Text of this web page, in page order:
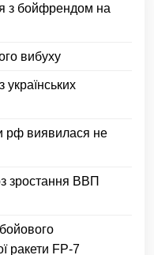
з бойфрендом на
вибуху
українських
рф виявилася не
зростання ВВП
ракети FP-7